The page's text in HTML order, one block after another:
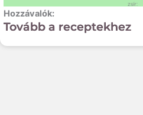
zsír:
Tovább a receptekhez